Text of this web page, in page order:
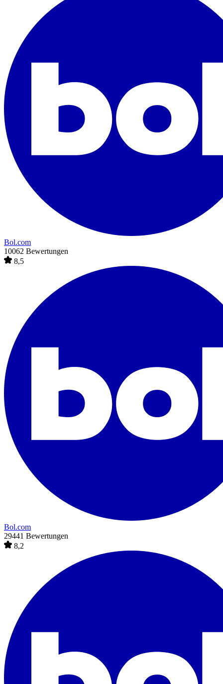
Bol.com
10062 Bewertungen
8,5
Bol.com
29441 Bewertungen
8,2